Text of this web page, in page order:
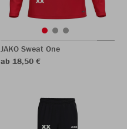
JAKO Sweat One
ab 18,50 €